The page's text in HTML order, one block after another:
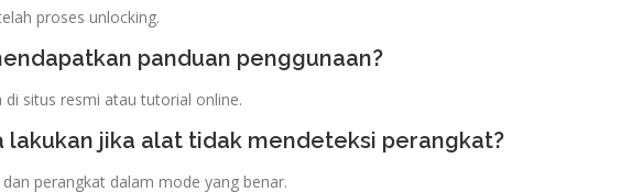
proses unlocking.
panduan penggunaan?
di situs resmi atau tutorial online.
lakukan jika alat tidak mendeteksi perangkat?
perangkat dalam mode yang benar.